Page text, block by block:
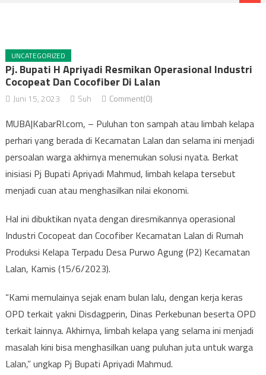
UNCATEGORIZED
Pj. Bupati H Apriyadi Resmikan Operasional Industri
Cocopeat Dan Cocofiber Di Lalan
Juni 15, 2023 Suh Comment(0)
MUBA|KabarRI.com, – Puluhan ton sampah atau limbah kelapa
perhari yang berada di Kecamatan Lalan dan selama ini menjadi
persoalan warga akhirnya menemukan solusi nyata. Berkat
inisiasi Pj Bupati Apriyadi Mahmud, limbah kelapa tersebut
menjadi cuan atau menghasilkan nilai ekonomi.
Hal ini dibuktikan nyata dengan diresmikannya operasional
Industri Cocopeat dan Cocofiber Kecamatan Lalan di Rumah
Produksi Kelapa Terpadu Desa Purwo Agung (P2) Kecamatan
Lalan, Kamis (15/6/2023).
“Kami memulainya sejak enam bulan lalu, dengan kerja keras
OPD terkait yakni Disdagperin, Dinas Perkebunan beserta OPD
terkait lainnya. Akhirnya, limbah kelapa yang selama ini menjadi
masalah kini bisa menghasilkan uang puluhan juta untuk warga
Lalan,” ungkap Pj Bupati Apriyadi Mahmud.